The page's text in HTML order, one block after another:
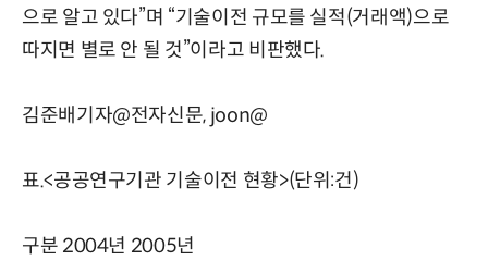
으로 알고 있다”며 “기술이전 규모를 실적(거래액)으로
따지면 별로 안 될 것”이라고 비판했다.
김준배기자@전자신문, joon@
표.<공공연구기관 기술이전 현황>(단위:건)
구분 2004년 2005년